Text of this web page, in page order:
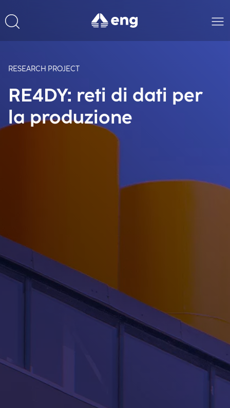
RESEARCH PROJECT
RE4DY: reti di dati per
la produzione